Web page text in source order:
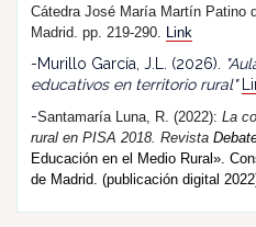
Cátedra José María Martín Patino
Madrid. pp. 219-290. Link
-Murillo García, J.L. (2026).
educativos en territorio rural"
-Santamaría Luna, R. (2022): La
rural en PISA 2018. Revista
Educación en el Medio Rural».
de Madrid. (publicación digital